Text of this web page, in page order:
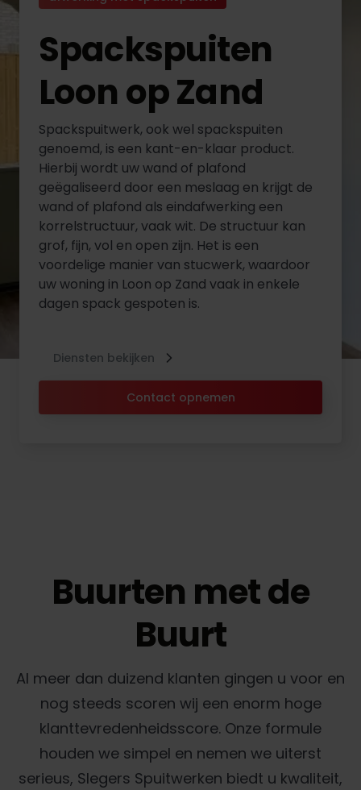
Spackspuiten
Loon op Zand
Spackspuitwerk, ook wel spackspuiten
genoemd, is een kant-en-klaar product.
Hierbij wordt uw wand of plafond
geëgaliseerd door een meslaag en krijgt de
wand of plafond als eindafwerking een
korrelstructuur, vaak wit. De structuur kan
grof, fijn, vol en open zijn. Het is een
voordelige manier van stucwerk, waardoor
uw woning in Loon op Zand vaak in enkele
dagen spack gespoten is.
Contact opnemen
Diensten bekijken
Buurten met de
Buurt
Al meer dan duizend klanten gingen u voor en
nog steeds scoren wij een enorm hoge
klanttevredenheidsscore. Onze formule
houden we simpel en nemen we uiterst
serieus, Slegers Spuitwerken biedt u kwaliteit,